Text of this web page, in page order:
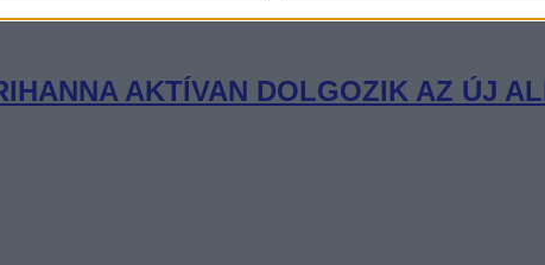
AKTÍVAN DOLGOZIK AZ ÚJ